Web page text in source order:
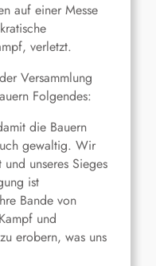
auf einer Messe
verletzt.
Versammlung
Folgendes:
die Bauern
gewaltig. Wir
unseres Sieges
ist
Bande von
und
erobern, was uns